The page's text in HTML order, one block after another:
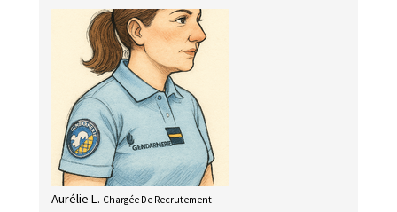
Aurélie L. Chargée De Recrutement